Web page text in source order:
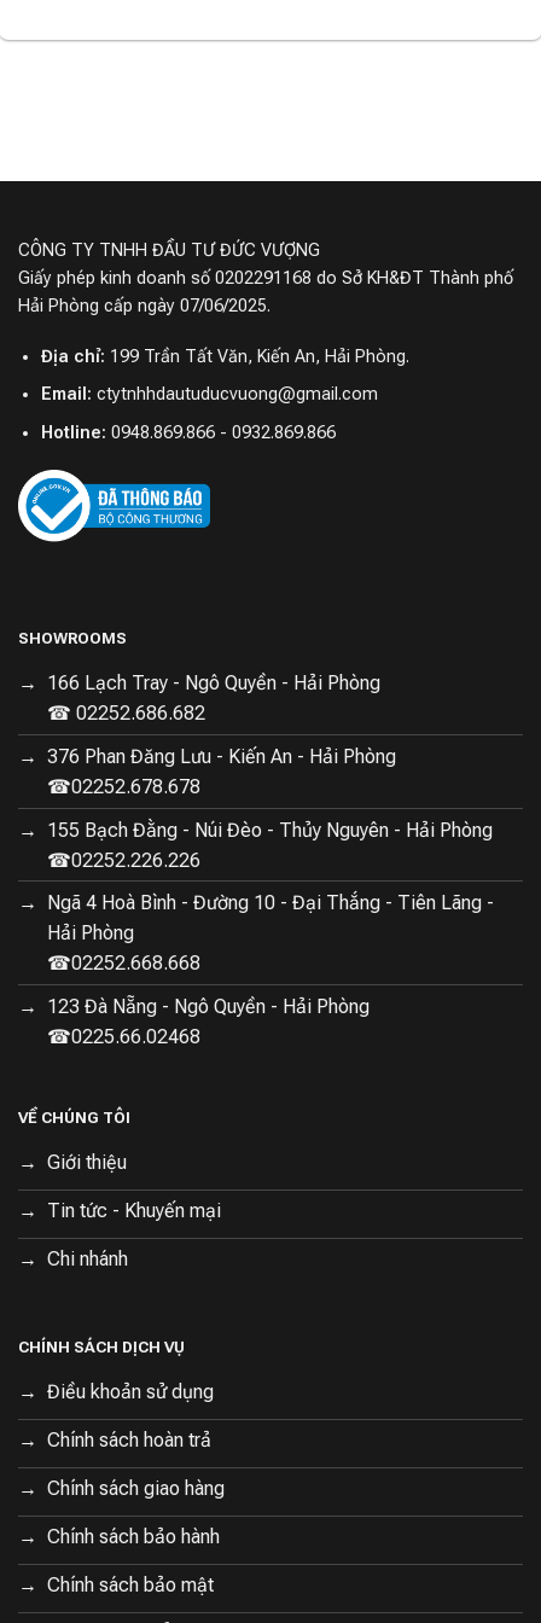
CÔNG TY TNHH ĐẦU TƯ ĐỨC VƯỢNG
Giấy phép kinh doanh số 0202291168 do Sở KH&ĐT Thành phố
Hải Phòng cấp ngày 07/06/2025.
Địa chỉ: 199 Trần Tất Văn, Kiến An, Hải Phòng.
Email: ctytnhhdautuducvuong@gmail.com
Hotline: 0948.869.866 - 0932.869.866
SHOWROOMS
166 Lạch Tray - Ngô Quyền - Hải Phòng
☎ 02252.686.682
376 Phan Đăng Lưu - Kiến An - Hải Phòng
☎02252.678.678
155 Bạch Đằng - Núi Đèo - Thủy Nguyên - Hải Phòng
☎02252.226.226
Ngã 4 Hoà Bình - Đường 10 - Đại Thắng - Tiên Lãng -
Hải Phòng
☎02252.668.668
123 Đà Nẵng - Ngô Quyền - Hải Phòng
☎0225.66.02468
VỀ CHÚNG TÔI
Giới thiệu
Tin tức - Khuyến mại
Chi nhánh
CHÍNH SÁCH DỊCH VỤ
Điều khoản sử dụng
Chính sách hoàn trả
Chính sách giao hàng
Chính sách bảo hành
Chính sách bảo mật